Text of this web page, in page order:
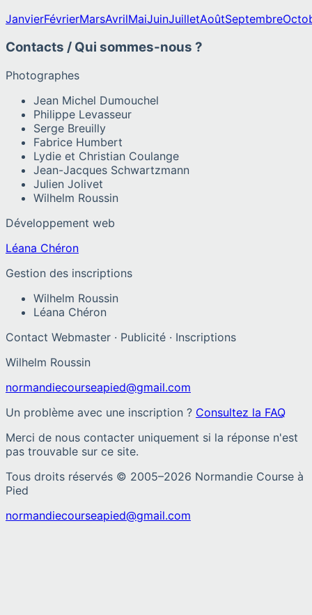
JanvierFévrierMarsAvrilMaiJuinJuilletAoûtSeptembre
Contacts / Qui sommes-nous ?
Photographes
Jean Michel Dumouchel
Philippe Levasseur
Serge Breuilly
Fabrice Humbert
Lydie et Christian Coulange
Jean-Jacques Schwartzmann
Julien Jolivet
Wilhelm Roussin
Développement web
Léana Chéron
Gestion des inscriptions
Wilhelm Roussin
Léana Chéron
Contact Webmaster · Publicité · Inscriptions
Wilhelm Roussin
normandiecourseapied@gmail.com
Un problème avec une inscription ? Consultez la FAQ
Merci de nous contacter uniquement si la réponse n'est
pas trouvable sur ce site.
Tous droits réservés © 2005–2026 Normandie Course à
Pied
normandiecourseapied@gmail.com